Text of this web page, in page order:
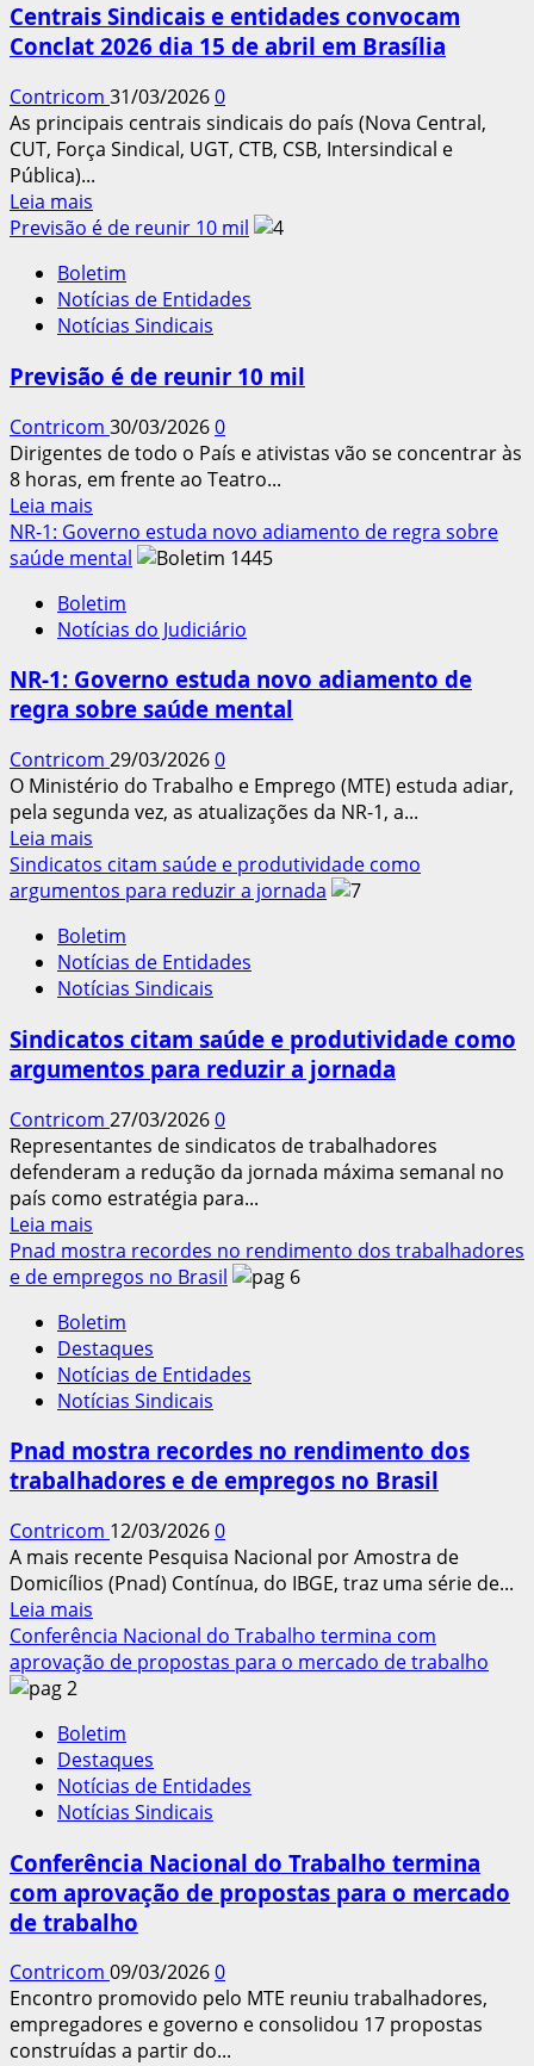
Centrais Sindicais e entidades convocam
Conclat 2026 dia 15 de abril em Brasília
Contricom 31/03/20260
As principais centrais sindicais do país (Nova Central,
CUT, Força Sindical, UGT, CTB, CSB, Intersindical e
Pública)...
Leia mais
mais
Centrais
Sindicais
e
convocam
2026
dia
15
de
abril
em
Brasília
Previsão é de reunir 10 mil
Boletim
Notícias de Entidades
Notícias Sindicais
Previsão é de reunir 10 mil
Contricom 30/03/20260
Dirigentes de todo o País e ativistas vão se concentrar às
8 horas, em frente ao Teatro...
Leia mais
mais
sobre
é
de
10
mil
NR-1: Governo estuda novo adiamento de regra sobre
saúde mental
Boletim
Notícias do Judiciário
NR-1: Governo estuda novo adiamento de
regra sobre saúde mental
Contricom 29/03/20260
O Ministério do Trabalho e Emprego (MTE) estuda adiar,
pela segunda vez, as atualizações da NR-1, a...
Leia mais
mais
sobre
1:
Governo
estuda
adiamento
de
sobre
saúde
mental
Sindicatos citam saúde e produtividade como
argumentos para reduzir a jornada
Boletim
Notícias de Entidades
Notícias Sindicais
Sindicatos citam saúde e produtividade como
argumentos para reduzir a jornada
Contricom 27/03/20260
Representantes de sindicatos de trabalhadores
defenderam a redução da jornada máxima semanal no
país como estratégia para...
Leia mais
mais
sobre
citam
saúde
e
produtividade
argumentos
para
a
jornada
Pnad mostra recordes no rendimento dos trabalhadores
e de empregos no Brasil
Boletim
Destaques
Notícias de Entidades
Notícias Sindicais
Pnad mostra recordes no rendimento dos
trabalhadores e de empregos no Brasil
Contricom 12/03/20260
A mais recente Pesquisa Nacional por Amostra de
Domicílios (Pnad) Contínua, do IBGE, traz uma série de...
Leia mais
mais
sobre
recordes
no
rendimento
dos
e
de
empregos
Brasil
Conferência Nacional do Trabalho termina com
aprovação de propostas para o mercado de trabalho
Boletim
Destaques
Notícias de Entidades
Notícias Sindicais
Conferência Nacional do Trabalho termina
com aprovação de propostas para o mercado
de trabalho
Contricom 09/03/20260
Encontro promovido pelo MTE reuniu trabalhadores,
empregadores e governo e consolidou 17 propostas
construídas a partir do...